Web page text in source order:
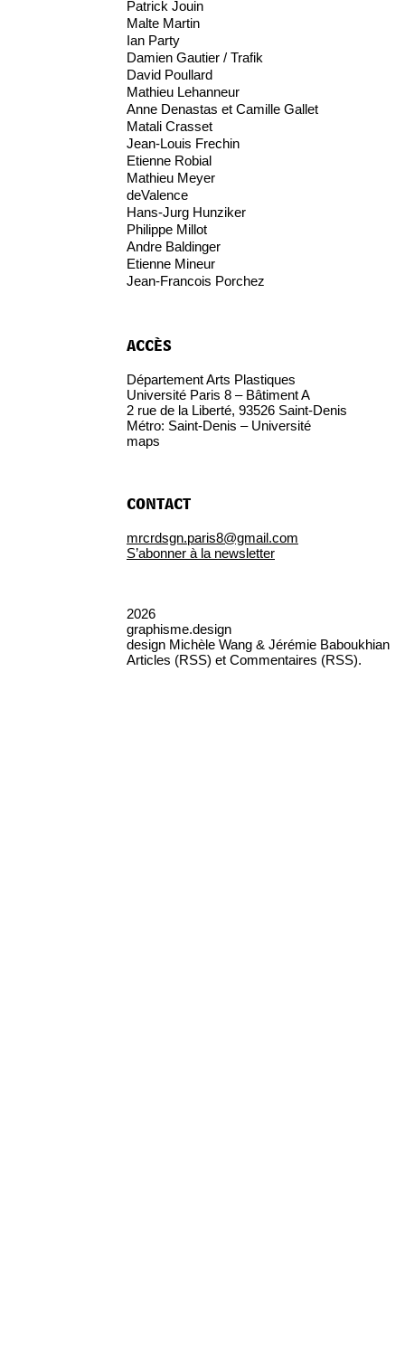
Patrick Jouin
Malte Martin
Ian Party
Damien Gautier / Trafik
David Poullard
Mathieu Lehanneur
Anne Denastas et Camille Gallet
Matali Crasset
Jean-Louis Frechin
Etienne Robial
Mathieu Meyer
deValence
Hans-Jurg Hunziker
Philippe Millot
Andre Baldinger
Etienne Mineur
Jean-Francois Porchez
accès
Département Arts Plastiques
Université Paris 8 – Bâtiment A
2 rue de la Liberté, 93526 Saint-Denis
Métro: Saint-Denis – Université
maps
contact
mrcrdsgn.paris8@gmail.com
S’abonner à la newsletter
2026
graphisme.design
design Michèle Wang & Jérémie Baboukhian
Articles (RSS) et Commentaires (RSS).